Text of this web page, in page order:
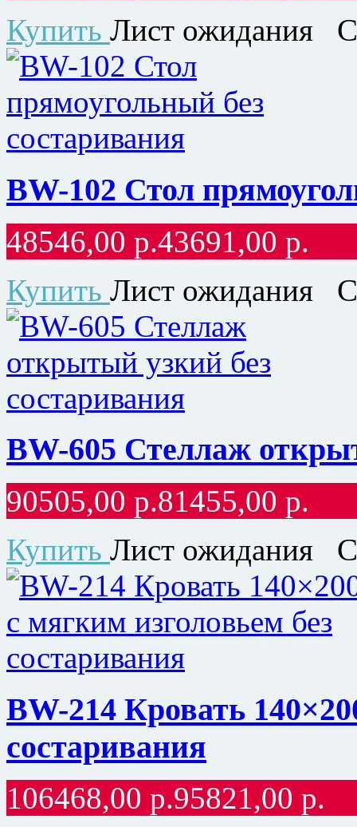
Купить Лист ожидания
BW-102 Стол
48546,00 р.43691,00 р.
Купить Лист ожидания
BW-605 Стеллаж
90505,00 р.81455,00 р.
Купить Лист ожидания
BW-214 Кровать
состаривания
106468,00 р.95821,00 р.